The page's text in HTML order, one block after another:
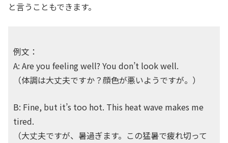
と言うこともできます。
例文：
A: Are you feeling well? You don’t look well.
（体調は大丈夫ですか？顔色が悪いようですが。）
B: Fine, but it’s too hot. This heat wave makes me
tired.
（大丈夫ですが、暑過ぎます。この猛暑で疲れ切って